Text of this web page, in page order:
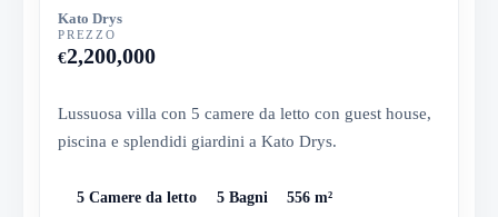
Kato Drys
PREZZO
€2,200,000
Lussuosa villa con 5 camere da letto con guest house,
piscina e splendidi giardini a Kato Drys.
5 Camere da letto 5 Bagni 556 m²